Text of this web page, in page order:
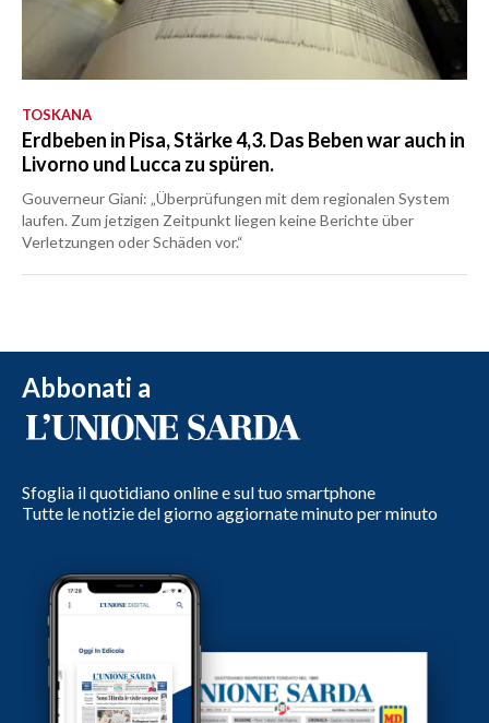
TOSKANA
Erdbeben in Pisa, Stärke 4,3. Das Beben war auch in
Livorno und Lucca zu spüren.
Gouverneur Giani: „Überprüfungen mit dem regionalen System
laufen. Zum jetzigen Zeitpunkt liegen keine Berichte über
Verletzungen oder Schäden vor.“
Abbonati a
Sfoglia il quotidiano online e sul tuo smartphone
Tutte le notizie del giorno aggiornate minuto per minuto